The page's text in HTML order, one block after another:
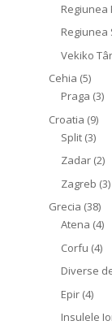
Regiunea
Regiunea
Vekiko
Cehia (5)
Praga (3)
Croatia (9)
Split(3)
Zadar(2)
Zagreb (3)
Grecia (38)
Atena (4)
Corfu (4)
Diverse
Epir(4)
Insulele